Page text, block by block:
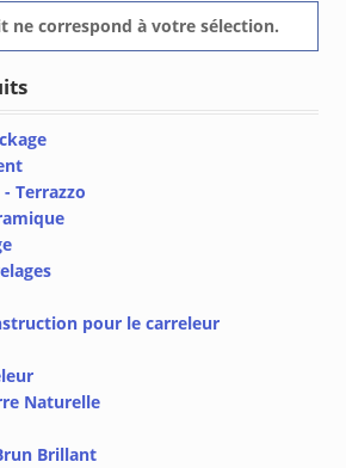
ne correspond à votre sélection.
Terrazzo
pour le carreleur
Naturelle
Brillant